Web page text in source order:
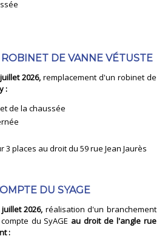
DE VANNE VÉTUSTE
2026,remplacement d'un robinet de
:
de la chaussée
places au droit du 59 rue Jean Jaurès
DU SYAGE
2026, réalisation d'un branchement
du SyAGE au droit de l'angle rue
: